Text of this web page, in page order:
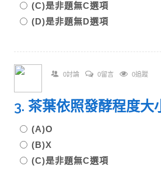
(C)是非題無C選項
(D)是非題無D選項
0討論 0留言 0追蹤
3. 茶葉依照發酵程度
(A)O
(B)X
(C)是非題無C選項